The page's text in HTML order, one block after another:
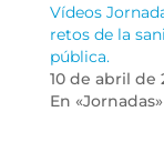
Vídeos
retos de la
pública.
10 de abril de
En «Jornadas»